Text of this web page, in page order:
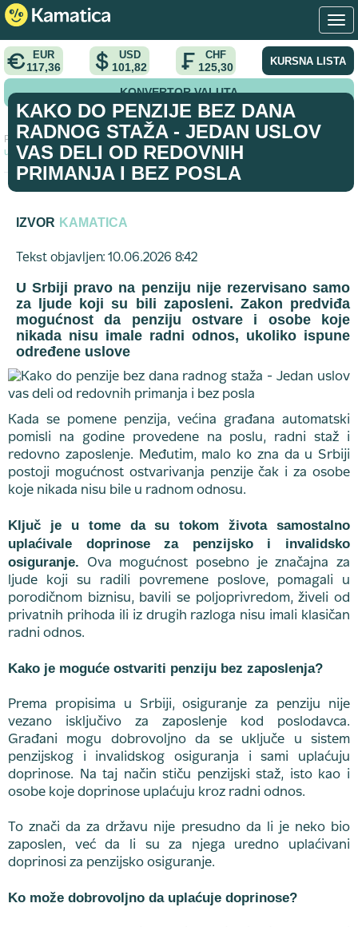
EUR
117,36
USD
101,82
CHF
125,30 KURSNA LISTA
KONVERTOR VALUTA
Početna > vest >
Kako do penzije bez dana radnog staža - Jedan
uslov vas deli od redovnih primanja i bez posla
KAKO DO PENZIJE BEZ DANA
RADNOG STAŽA - JEDAN USLOV
VAS DELI OD REDOVNIH
PRIMANJA I BEZ POSLA
IZVOR KAMATICA
Tekst objavljen: 10.06.2026 8:42
U Srbiji pravo na penziju nije rezervisano samo
za ljude koji su bili zaposleni. Zakon predviđa
mogućnost da penziju ostvare i osobe koje
nikada nisu imale radni odnos, ukoliko ispune
određene uslove
Kada se pomene penzija, većina građana automatski
pomisli na godine provedene na poslu, radni staž i
redovno zaposlenje. Međutim, malo ko zna da u Srbiji
postoji mogućnost ostvarivanja penzije čak i za osobe
koje nikada nisu bile u radnom odnosu.
Ključ je u tome da su tokom života samostalno
uplaćivale doprinose za penzijsko i invalidsko
osiguranje. Ova mogućnost posebno je značajna za
ljude koji su radili povremene poslove, pomagali u
porodičnom biznisu, bavili se poljoprivredom, živeli od
privatnih prihoda ili iz drugih razloga nisu imali klasičan
radni odnos.
Kako je moguće ostvariti penziju bez zaposlenja?
Prema propisima u Srbiji, osiguranje za penziju nije
vezano isključivo za zaposlenje kod poslodavca.
Građani mogu dobrovoljno da se uključe u sistem
penzijskog i invalidskog osiguranja i sami uplaćuju
doprinose. Na taj način stiču penzijski staž, isto kao i
osobe koje doprinose uplaćuju kroz radni odnos.
To znači da za državu nije presudno da li je neko bio
zaposlen, već da li su za njega uredno uplaćivani
doprinosi za penzijsko osiguranje.
Ko može dobrovoljno da uplaćuje doprinose?